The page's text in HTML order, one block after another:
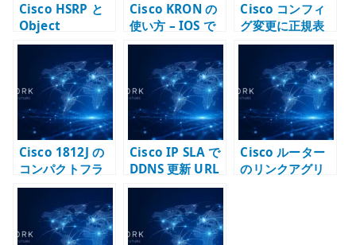
Cisco HSRP と
Object
Tracking – デフ
ォルトゲートウ
ェイ冗長化で上
流障害を反映す
る
Cisco KRON の
使い方 – IOS で
定期コマンドを
実行する基本と
注意点
Cisco コンフィ
グ変更に正規表
現を使う – 既存
設定から投入用
コンフィグを作
る
Cisco 1812J の
コンパクトフラ
ッシュ交換 – IOS
イメージと起動
メディアを扱う
Cisco IP SLA で
DDNS 更新 URL
を定期実行する –
HTTP GET の使
い方と注意点
Cisco ルーター
のリンクアグリ